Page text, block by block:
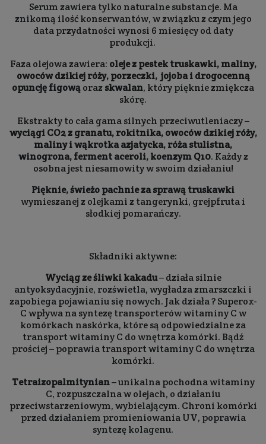
Serum zawiera tylko naturalne substancje. Ma
znikomą ilość konserwantów, w związku z czym jego
data przydatności wynosi 6 miesięcy od daty
produkcji.
Faza olejowa zawiera: oleje z pestek truskawki, maliny,
owoców dzikiej róży, porzeczki, jojoba i drogocenną
opuncję figowąorazskwalan, który pięknie zmiękcza
skórę.
Ekstrakty to cała gama silnych przeciwutleniaczy –
wyciągi CO2 z granatu, rokitnika, owoców dzikiej róży,
maliny i wąkrotka azjatycka, róża stulistna,
winogrona, ferment aceroli, koenzym Q10. Każdy z
osobna jest niesamowity w swoim działaniu!
Pięknie, świeżo pachnie za sprawą truskawki
wymieszanej z olejkami z tangerynki, grejpfruta i
słodkiej pomarańczy.
Składniki aktywne:
Wyciąg ze śliwki kakadu– działa silnie
antyoksydacyjnie, rozświetla, wygładza zmarszczki i
zapobiega pojawianiu się nowych. Jak działa ? Superox-
C wpływa na syntezę transporterów witaminy C w
komórkach naskórka, które są odpowiedzialne za
transport witaminy C do wnętrza komórki. Bądź
prościej – poprawia transport witaminy C do wnętrza
komórki.
Tetraizopalmitynian– unikalna pochodna witaminy
C, rozpuszczalna w olejach, o działaniu
przeciwstarzeniowym, wybielającym. Chroni komórki
przed działaniem promieniowania UV, poprawia
syntezę kolagenu.